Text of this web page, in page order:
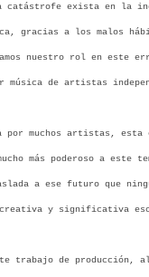
catástrofe exista en la
gracias a los malos
nuestro rol en este
música de artistas
por muchos artistas, esta
más poderoso a este
a ese futuro que
creativa y significativa
trabajo de producción,